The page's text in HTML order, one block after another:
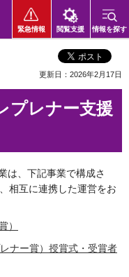
緊急情報 閲覧支援 情報を探す
更新日：2026年2月17日
プレナー支援
は、下記事業で構成さ
相互に連携した運営をお
）
ナー賞）授賞式・受賞者